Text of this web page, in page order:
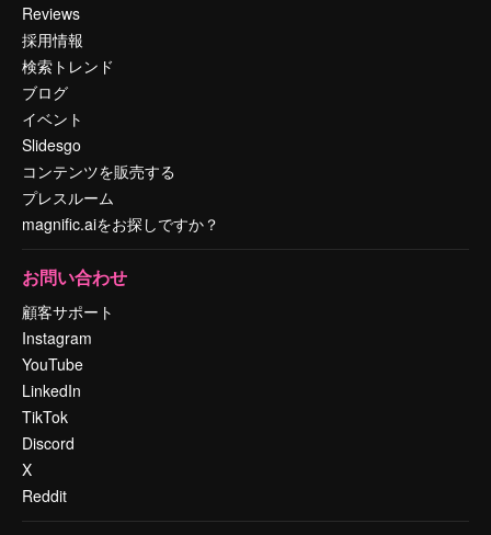
Reviews
採用情報
検索トレンド
ブログ
イベント
Slidesgo
コンテンツを販売する
プレスルーム
magnific.aiをお探しですか？
お問い合わせ
顧客サポート
Instagram
YouTube
LinkedIn
TikTok
Discord
X
Reddit